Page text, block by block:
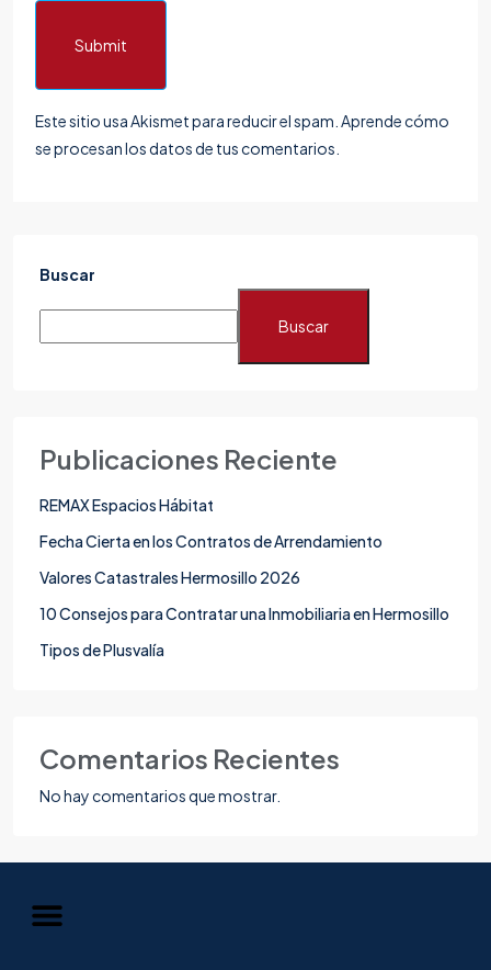
Submit
Este sitio usa Akismet para reducir el spam. Aprende cómo
se procesan los datos de tus comentarios.
Buscar
Buscar
Publicaciones Reciente
REMAX Espacios Hábitat
Fecha Cierta en los Contratos de Arrendamiento
Valores Catastrales Hermosillo 2026
10 Consejos para Contratar una Inmobiliaria en Hermosillo
Tipos de Plusvalía
Comentarios Recientes
No hay comentarios que mostrar.